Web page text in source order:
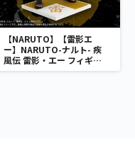
【NARUTO】【雷影エ
ー】NARUTO-ナルト- 疾
風伝 雷影・エー フィギュ
ア～五影集結…!!～